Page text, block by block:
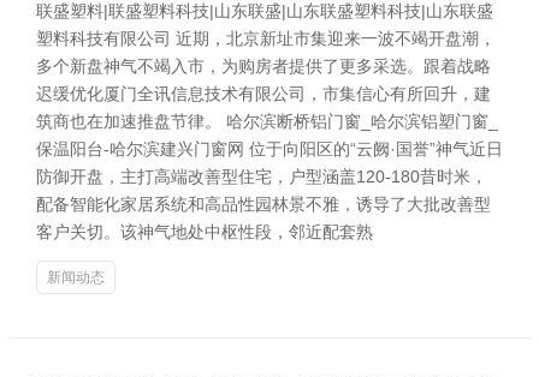
联盛塑料|联盛塑料科技|山东联盛|山东联盛塑料科技|山东联盛
塑料科技有限公司 近期，北京新址市集迎来一波不竭开盘潮，
多个新盘神气不竭入市，为购房者提供了更多采选。跟着战略
迟缓优化厦门全讯信息技术有限公司，市集信心有所回升，建
筑商也在加速推盘节律。 哈尔滨断桥铝门窗_哈尔滨铝塑门窗_
保温阳台-哈尔滨建兴门窗网 位于向阳区的“云阙·国誉”神气近日
防御开盘，主打高端改善型住宅，户型涵盖120-180昔时米，
配备智能化家居系统和高品性园林景不雅，诱导了大批改善型
客户关切。该神气地处中枢性段，邻近配套熟
新闻动态